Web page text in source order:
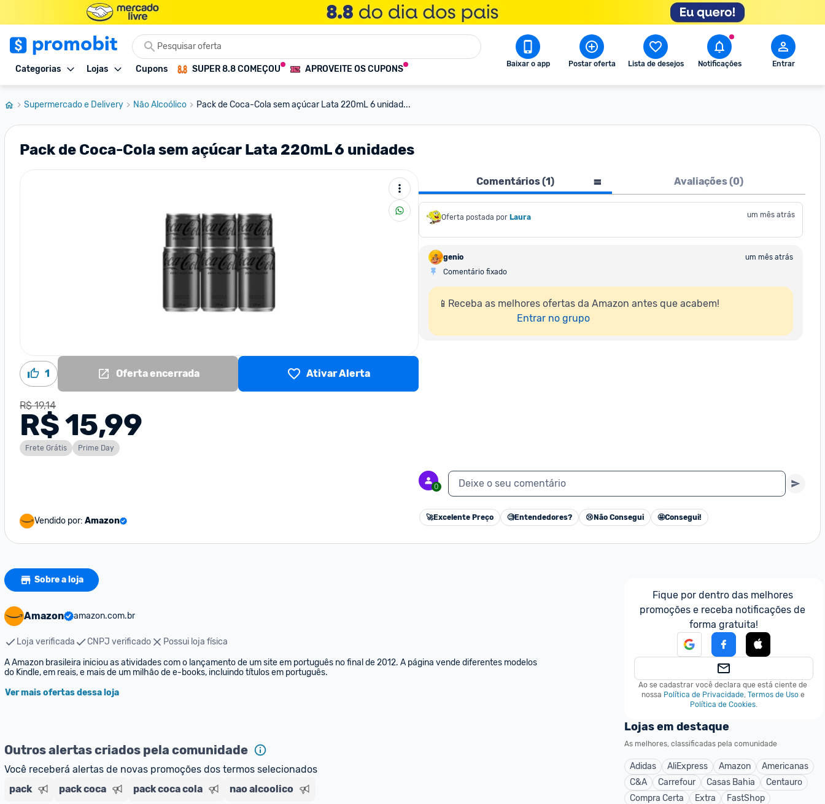
Categorias Lojas Cupons SUPER 8.8 COMEÇOU APROVEITE OS CUPONS Baixar o app Postar oferta Lista de desejos Notificações Entrar
Supermercado e Delivery Não Alcoólico Pack de Coca-Cola sem açúcar Lata 220mL 6 unidad...
Pack de Coca-Cola sem açúcar Lata 220mL 6 unidades
1 Oferta encerrada Ativar Alerta
R$ 19,14
R$ 15,99
Frete Grátis Prime Day
Vendido por: Amazon
Comentários (1) Avaliações (0)
Oferta postada por Laura um mês atrás
genio
um mês atrás
Comentário fixado
📱Receba as melhores ofertas da Amazon antes que acabem!
Entrar no grupo
0 Deixe o seu comentário
🚀Excelente Preço 🧐Entendedores? 😢 Não Consegui 🤩Consegui!
Sobre a loja
Amazon amazon.com.br
Loja verificada CNPJ verificado
Possui loja física
A Amazon brasileira iniciou as atividades com o lançamento de um site em português no final de 2012. A página vende diferentes modelos
do Kindle, em reais, e mais de um milhão de e-books, incluindo títulos em português.
Ver mais ofertas dessa loja
Outros alertas criados pela comunidade
Você receberá alertas de novas promoções dos termos selecionados
pack
pack coca pack coca cola nao alcoolico
Fique por dentro das melhores
promoções e receba notificações de
forma gratuita!
Ao se cadastrar você declara que está ciente de
nossa Política de Privacidade, Termos de Uso e
Política de Cookies.
Lojas em destaque
As melhores, classificadas pela comunidade
Adidas AliExpress Amazon
Americanas
C&A
Carrefour Casas Bahia
Centauro
Compra Certa
Extra
FastShop